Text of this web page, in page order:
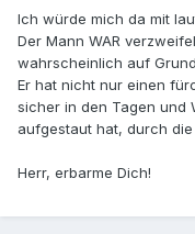
Ich würde mich da mit
Der Mann WAR
wahrscheinlich auf
Er hat nicht nur einen
sicher in den Tagen und
aufgestaut hat, durch
Herr, erbarme Dich!